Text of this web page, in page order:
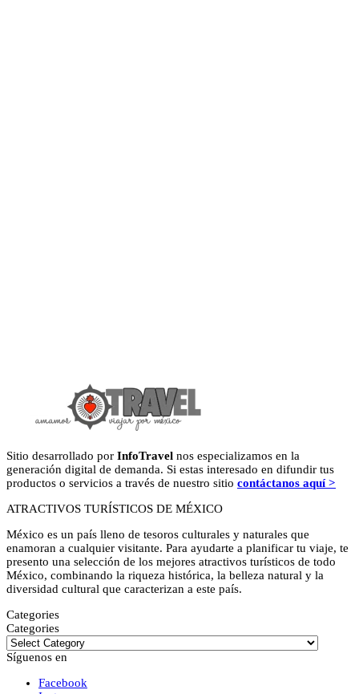
Sitio desarrollado por InfoTravel nos especializamos en la
generación digital de demanda. Si estas interesado en difundir tus
productos o servicios a través de nuestro sitio contáctanos aquí >
ATRACTIVOS TURÍSTICOS DE MÉXICO
México es un país lleno de tesoros culturales y naturales que
enamoran a cualquier visitante. Para ayudarte a planificar tu viaje, te
presento una selección de los mejores atractivos turísticos de todo
México, combinando la riqueza histórica, la belleza natural y la
diversidad cultural que caracterizan a este país.
Categories
Categories
Síguenos en
Facebook